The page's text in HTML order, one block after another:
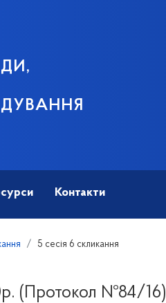
Контакти
5 сесія 6 скликання
(Протокол №84/16)